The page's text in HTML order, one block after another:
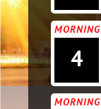
MORNING
4
MORNING